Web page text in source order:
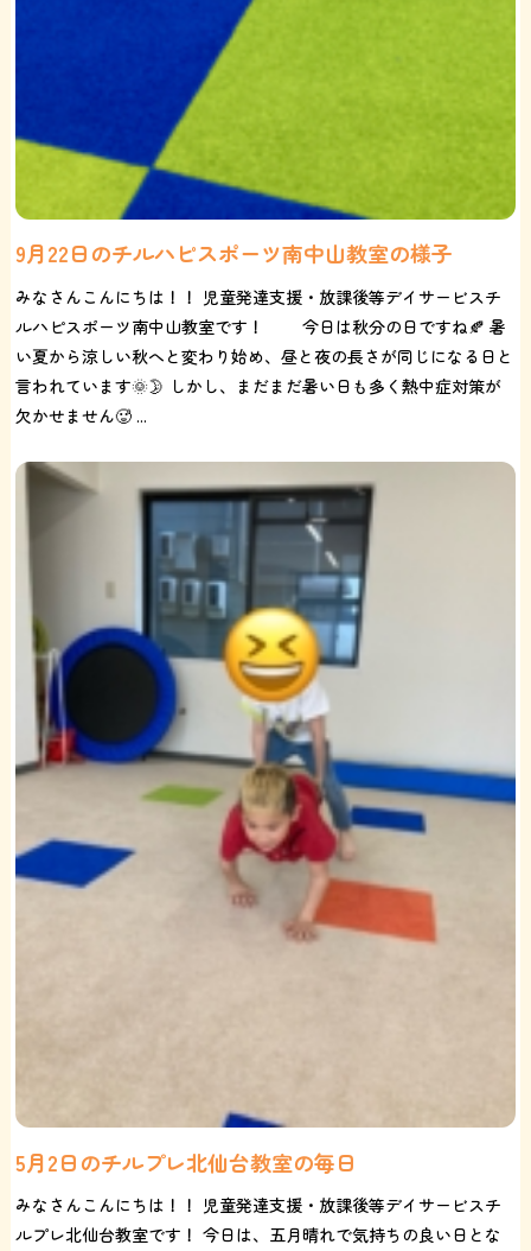
9月22日のチルハピスポーツ南中山教室の様子
みなさんこんにちは！！ 児童発達支援・放課後等デイサービスチ
ルハピスポーツ南中山教室です！ 今日は秋分の日ですね🍂 暑
い夏から涼しい秋へと変わり始め、昼と夜の長さが同じになる日と
言われています🌞🌛 しかし、まだまだ暑い日も多く熱中症対策が
欠かせません🥵 ...
5月2日のチルプレ北仙台教室の毎日
みなさんこんにちは！！ 児童発達支援・放課後等デイサービスチ
ルプレ北仙台教室です！ 今日は、五月晴れで気持ちの良い日とな